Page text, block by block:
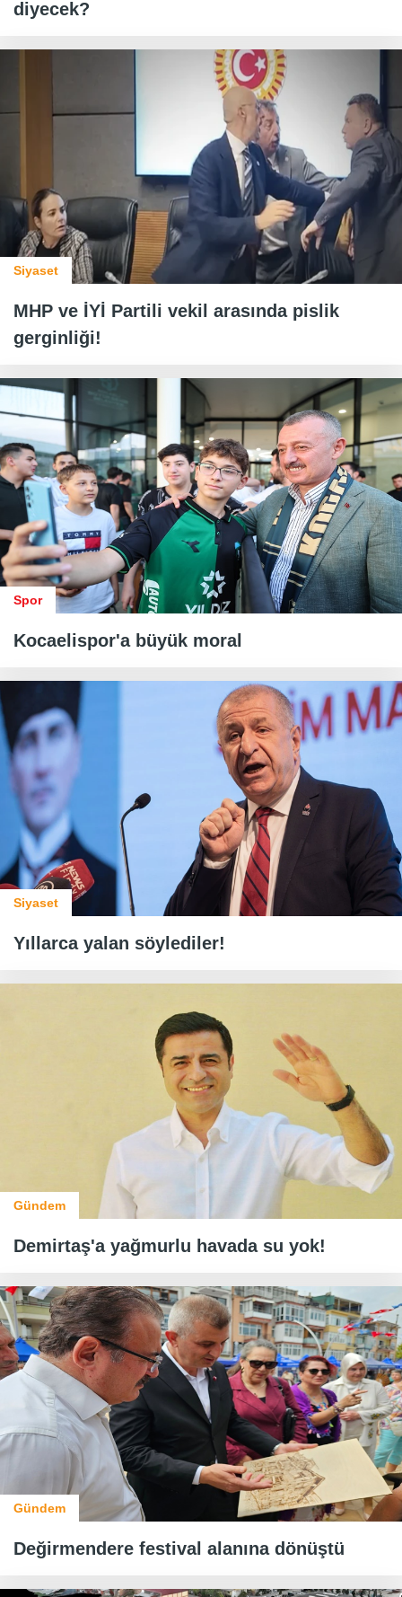
diyecek?
Siyaset
MHP ve İYİ Partili vekil arasında pislik
gerginliği!
Spor
Kocaelispor'a büyük moral
Siyaset
Yıllarca yalan söylediler!
Gündem
Demirtaş'a yağmurlu havada su yok!
Gündem
Değirmendere festival alanına dönüştü